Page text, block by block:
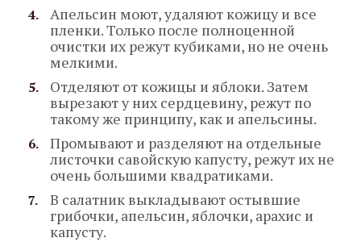
Апельсин моют, удаляют кожицу и все
пленки. Только после полноценной
очистки их режут кубиками, но не очень
мелкими.
Отделяют от кожицы и яблоки. Затем
вырезают у них сердцевину, режут по
такому же принципу, как и апельсины.
Промывают и разделяют на отдельные
листочки савойскую капусту, режут их не
очень большими квадратиками.
В салатник выкладывают остывшие
грибочки, апельсин, яблочки, арахис и
капусту.